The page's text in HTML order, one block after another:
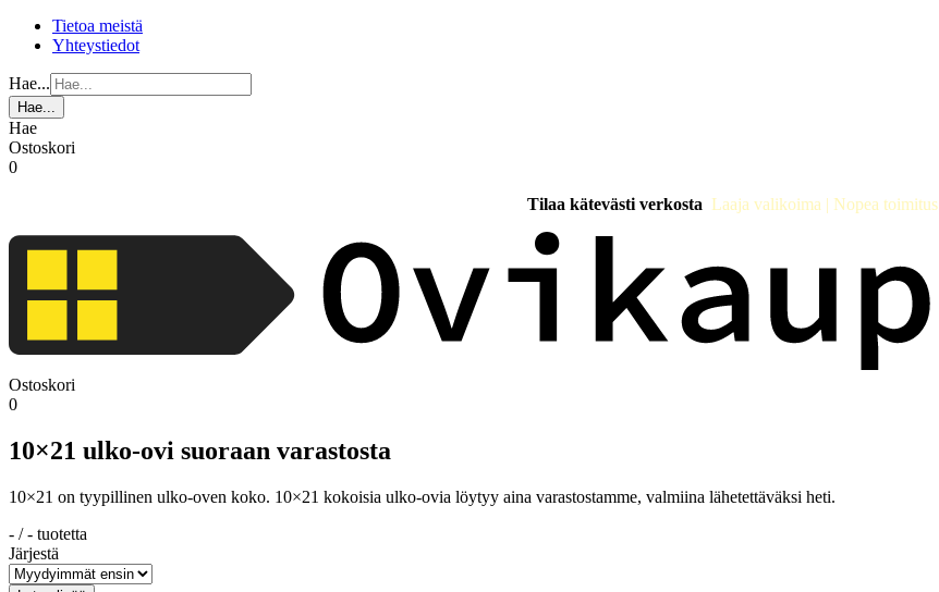
Tietoa meistä
Yhteystiedot
Hae...
Hae...
Hae
Ostoskori
0
Tilaa kätevästi verkosta Laaja valikoima | Nopea toimitus
Ostoskori
0
10×21 ulko-ovi suoraan varastosta
10×21 on tyypillinen ulko-oven koko. 10×21 kokoisia ulko-ovia löytyy aina varastostamme, valmiina lähetettäväksi heti.
- /- tuotetta
Järjestä